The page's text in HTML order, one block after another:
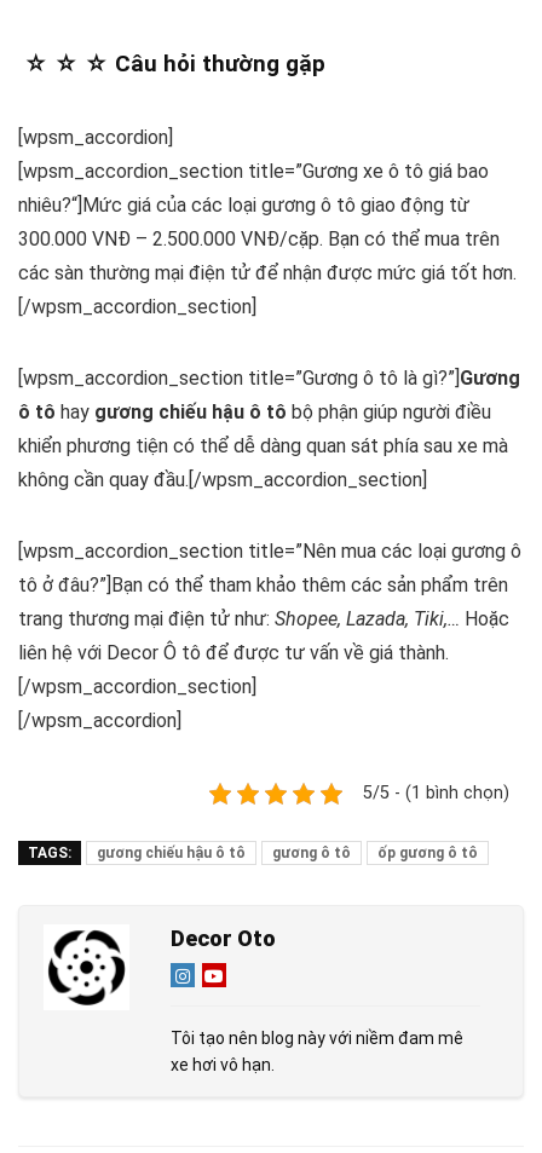
☆ ☆ ☆ Câu hỏi thường gặp
[wpsm_accordion]
[wpsm_accordion_section title=”Gương xe ô tô giá bao
nhiêu?“]Mức giá của các loại gương ô tô giao động từ
300.000 VNĐ – 2.500.000 VNĐ/cặp. Bạn có thể mua trên
các sàn thường mại điện tử để nhận được mức giá tốt hơn.
[/wpsm_accordion_section]
[wpsm_accordion_section title=”Gương ô tô là gì?”]Gương
ô tô hay gương chiếu hậu ô tô bộ phận giúp người điều
khiển phương tiện có thể dễ dàng quan sát phía sau xe mà
không cần quay đầu.[/wpsm_accordion_section]
[wpsm_accordion_section title=”Nên mua các loại gương ô
tô ở đâu?”]Bạn có thể tham khảo thêm các sản phẩm trên
trang thương mại điện tử như: Shopee, Lazada, Tiki,… Hoặc
liên hệ với Decor Ô tô để được tư vấn về giá thành.
[/wpsm_accordion_section]
[/wpsm_accordion]
5/5 - (1 bình chọn)
TAGS: gương chiếu hậu ô tô gương ô tô ốp gương ô tô
Decor Oto
Tôi tạo nên blog này với niềm đam mê
xe hơi vô hạn.